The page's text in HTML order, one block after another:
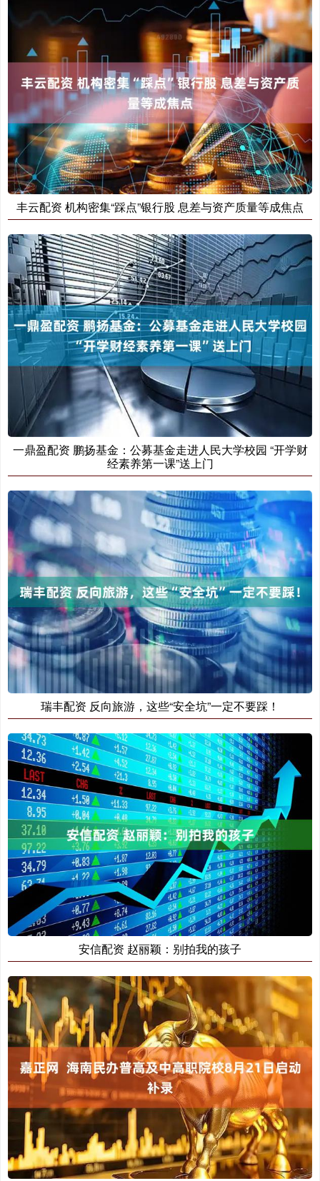
丰云配资 机构密集“踩点”银行股 息差与资产质量等成焦点
一鼎盈配资 鹏扬基金：公募基金走进人民大学校园 “开学财
经素养第一课”送上门
瑞丰配资 反向旅游，这些“安全坑”一定不要踩！
安信配资 赵丽颖：别拍我的孩子